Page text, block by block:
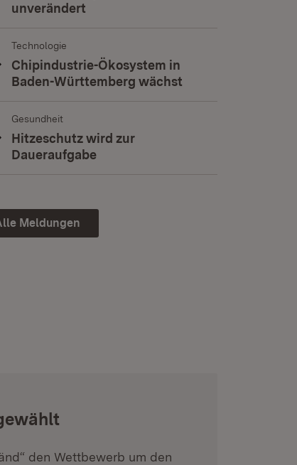
unverändert
Technologie
Chipindustrie-Ökosystem in
Baden-Württemberg wächst
Gesundheit
Hitzeschutz wird zur
Daueraufgabe
Meldungen
den Wettbewerb um den